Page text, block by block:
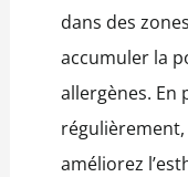
dans des
accumuler la
allergènes. En
améliorez